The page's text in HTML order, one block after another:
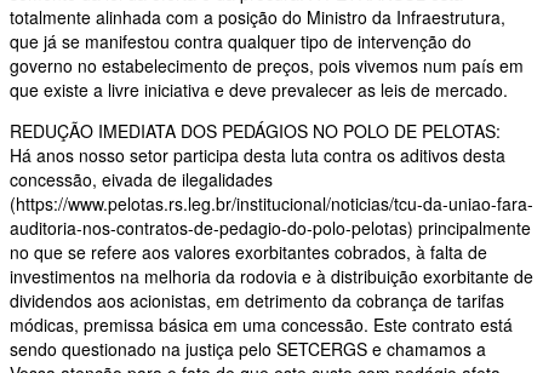
totalmente alinhada com a posição do Ministro da Infraestrutura,
que já se manifestou contra qualquer tipo de intervenção do
governo no estabelecimento de preços, pois vivemos num país em
que existe a livre iniciativa e deve prevalecer as leis de mercado.
REDUÇÃO IMEDIATA DOS PEDÁGIOS NO POLO DE PELOTAS:
Há anos nosso setor participa desta luta contra os aditivos desta
concessão, eivada de ilegalidades
(https://www.pelotas.rs.leg.br/institucional/noticias/tcu-da-uniao-fara-
auditoria-nos-contratos-de-pedagio-do-polo-pelotas) principalmente
no que se refere aos valores exorbitantes cobrados, à falta de
investimentos na melhoria da rodovia e à distribuição exorbitante de
dividendos aos acionistas, em detrimento da cobrança de tarifas
módicas, premissa básica em uma concessão. Este contrato está
sendo questionado na justiça pelo SETCERGS e chamamos a